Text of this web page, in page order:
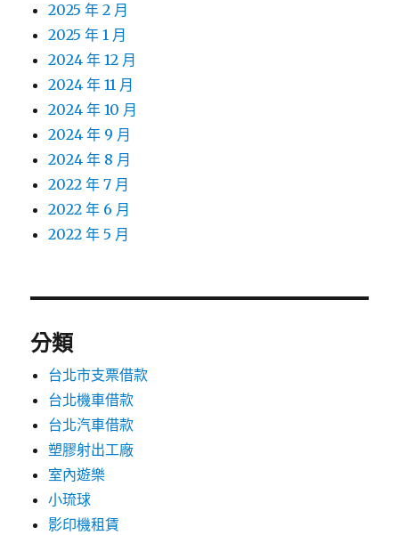
2025 年 2 月
2025 年 1 月
2024 年 12 月
2024 年 11 月
2024 年 10 月
2024 年 9 月
2024 年 8 月
2022 年 7 月
2022 年 6 月
2022 年 5 月
分類
台北市支票借款
台北機車借款
台北汽車借款
塑膠射出工廠
室內遊樂
小琉球
影印機租賃